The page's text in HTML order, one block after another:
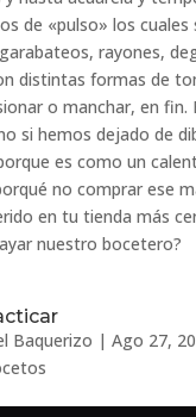
de «pulso» los cuales
rayones,
distintas formas de
o manchar, en fin.
si hemos dejado de
es como un
no comprar ese
en tu tienda más
nuestro bocetero?
Baquerizo | Ago 27,